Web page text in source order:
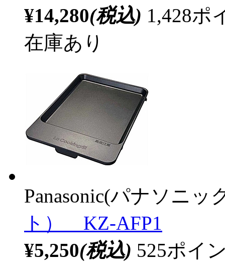
¥14,280(税込) 1,428ポ
在庫あり
Panasonic(パナソニッ
ト） KZ-AFP1
¥5,250(税込) 525ポイ